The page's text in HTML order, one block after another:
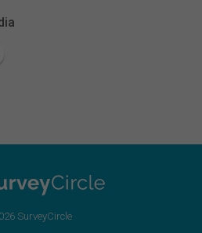
SurveyCircle